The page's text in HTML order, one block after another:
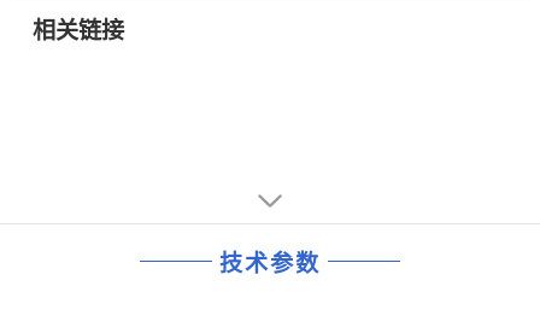
相关链接
技术参数